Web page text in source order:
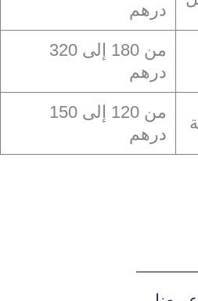
درهم
من 180 إلى 320
درهم
من 120 إلى 150
درهم